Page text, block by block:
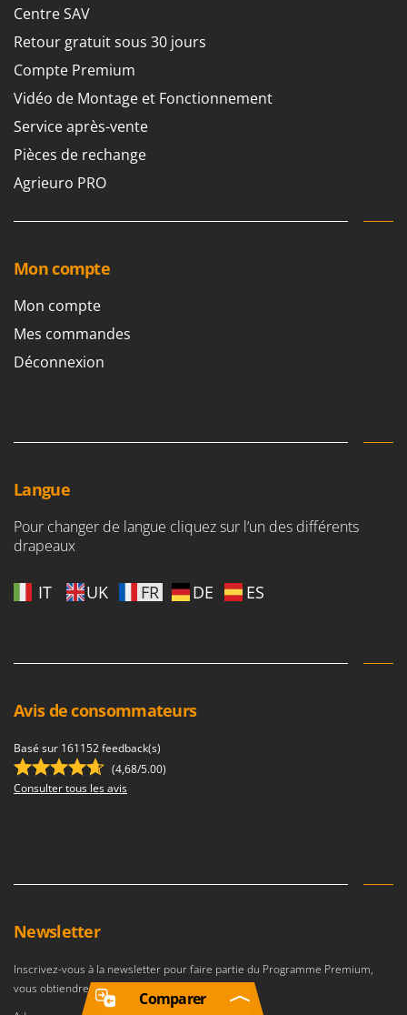
Centre SAV
Retour gratuit sous 30 jours
Compte Premium
Vidéo de Montage et Fonctionnement
Service après-vente
Pièces de rechange
Agrieuro PRO
Mon compte
Mon compte
Mes commandes
Déconnexion
Langue
Pour changer de langue cliquez sur l’un des différents
drapeaux
IT UK FR DE ES
Avis de consommateurs
Basé sur 161152 feedback(s)
(4,68/5.00)
Consulter tous les avis
Newsletter
Inscrivez-vous à la newsletter pour faire partie du Programme Premium,
vous obtiendrez des
Comparer